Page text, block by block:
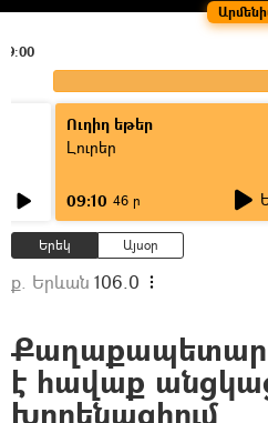
Ուղիղ եթեր
Լուրեր
09:10 46 ր
Երեկ Այսօր
ք. Երևան 106.0
է հավաք
Խորենացիում